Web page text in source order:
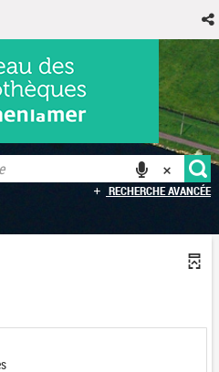
RECHERCHE AVANCÉE